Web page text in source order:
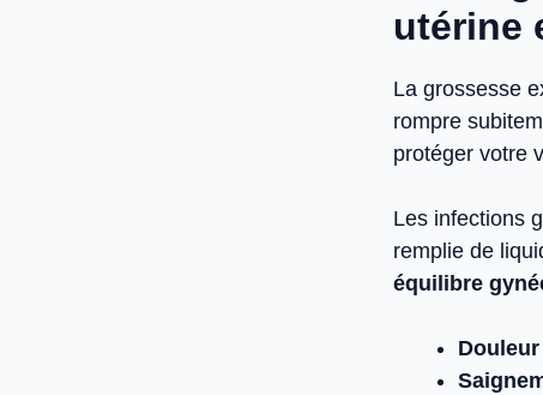
utérine
La grossesse
rompre
protéger votre
Les infections
remplie de
équilibre